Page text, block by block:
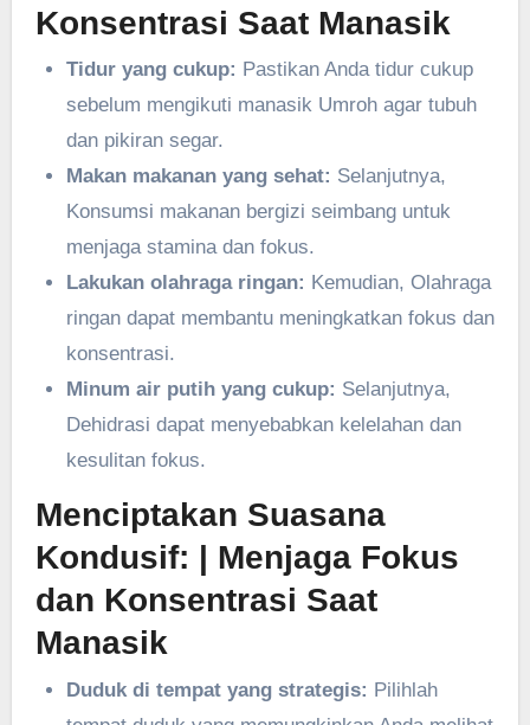
Konsentrasi Saat Manasik
Tidur yang cukup: Pastikan Anda tidur cukup
sebelum mengikuti manasik Umroh agar tubuh
dan pikiran segar.
Makan makanan yang sehat: Selanjutnya,
Konsumsi makanan bergizi seimbang untuk
menjaga stamina dan fokus.
Lakukan olahraga ringan: Kemudian, Olahraga
ringan dapat membantu meningkatkan fokus dan
konsentrasi.
Minum air putih yang cukup: Selanjutnya,
Dehidrasi dapat menyebabkan kelelahan dan
kesulitan fokus.
Menciptakan Suasana
Kondusif: | Menjaga Fokus
dan Konsentrasi Saat
Manasik
Duduk di tempat yang strategis: Pilihlah